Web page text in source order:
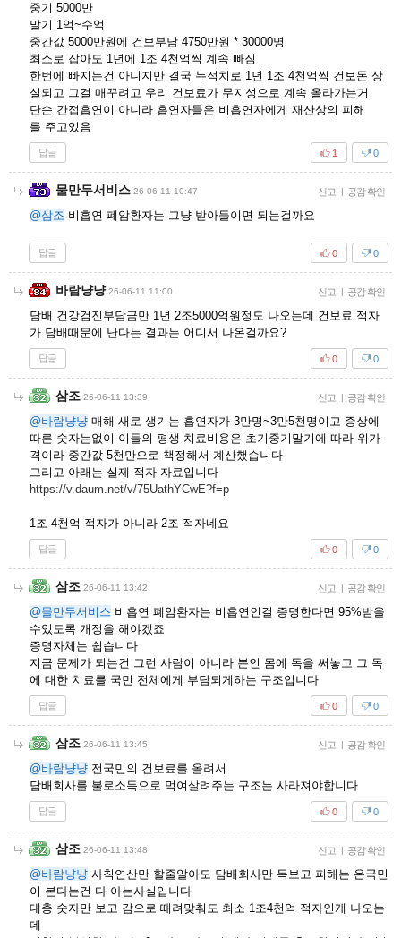
중기 5000만
말기 1억~수억
중간값 5000만원에 건보부담 4750만원 * 30000명
최소로 잡아도 1년에 1조 4천억씩 계속 빠짐
한번에 빠지는건 아니지만 결국 누적치로 1년 1조 4천억씩 건보돈 상
실되고 그걸 매꾸려고 우리 건보료가 무지성으로 계속 올라가는거
단순 간접흡연이 아니라 흡연자들은 비흡연자에게 재산상의 피해
를 주고있음
답글 0
1
물만두서비스 26-06-11 10:47 신고 | 공감 확인
@삼조 비흡연 폐암환자는 그냥 받아들이면 되는걸까요
답글 0
0
바람냥냥 26-06-11 11:00 신고 | 공감 확인
담배 건강검진부담금만 1년 2조5000억원정도 나오는데 건보료 적자
가 담배때문에 난다는 결과는 어디서 나온걸까요?
답글 0
0
삼조 26-06-11 13:39 신고 | 공감 확인
@바람냥냥 매해 새로 생기는 흡연자가 3만명~3만5천명이고 증상에
따른 숫자는없이 이들의 평생 치료비용은 초기중기말기에 따라 위가
격이라 중간값 5천만으로 책정해서 계산했습니다
그리고 아래는 실제 적자 자료입니다
https://v.daum.net/v/75UathYCwE?f=p
1조 4천억 적자가 아니라 2조 적자네요
답글 0
0
삼조 26-06-11 13:42 신고 | 공감 확인
@물만두서비스 비흡연 폐암환자는 비흡연인걸 증명한다면 95%받을
수있도록 개정을 해야겠죠
증명자체는 쉽습니다
지금 문제가 되는건 그런 사람이 아니라 본인 몸에 독을 써놓고 그 독
에 대한 치료를 국민 전체에게 부담되게하는 구조입니다
답글 0
0
삼조 26-06-11 13:45 신고 | 공감 확인
@바람냥냥 전국민의 건보료를 올려서
담배회사를 불로소득으로 먹여살려주는 구조는 사라져야합니다
답글 0
0
삼조 26-06-11 13:48 신고 | 공감 확인
@바람냥냥 사칙연산만 할줄알아도 담배회사만 득보고 피해는 온국민
이 본다는건 다 아는사실입니다
대충 숫자만 보고 감으로 때려맞춰도 최소 1조4천억 적자인게 나오는
데